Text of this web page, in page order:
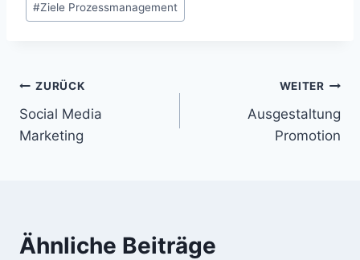
#Ziele Prozessmanagement
Beitragsnavigation
ZURÜCK
Social Media
Marketing
WEITER
Ausgestaltung
Promotion
Ähnliche Beiträge